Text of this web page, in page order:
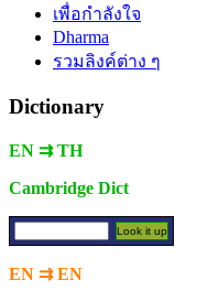
เพื่อกำลังใจ
Dharma
รวมลิงค์ต่าง ๆ
Dictionary
EN ⇉ TH
Cambridge Dict
EN ⇉ EN